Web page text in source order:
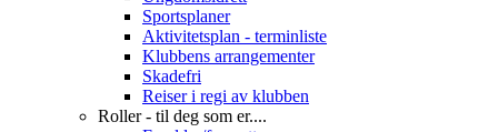
Sportsplaner
Aktivitetsplan - terminliste
Klubbens arrangementer
Skadefri
Reiser i regi av klubben
Roller - til deg som er....